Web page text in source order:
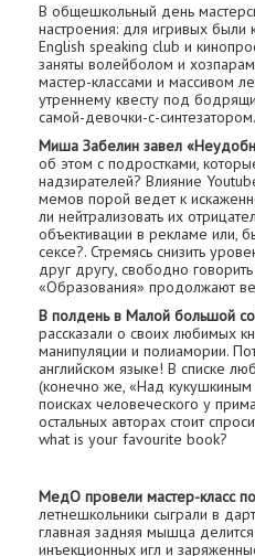
В общешкольный день
настроения: для игривых
English speaking club и
заняты волейболом и
мастер-классами и массивом
утреннему квесту под
самой-девочки-с-
Миша Забелин завел
об этом с подростками,
надзирателей? Влияние
мемов порой ведет к
ли нейтрализовать их
объективации в рекламе или,
сексе?. Стремясь снизить
друг другу, свободно
«Образования» продолжают
В полдень в Малой большой
рассказали о своих любимых
манипуляции и полиамории.
английском языке! В списке
(конечно же, «Над
поисках человеческого у
остальных авторах стоит
what is your favourite book?
МедО провели мастер-класс
летнешкольники сыграли в
главная задняя мышца
инъекционных игл и